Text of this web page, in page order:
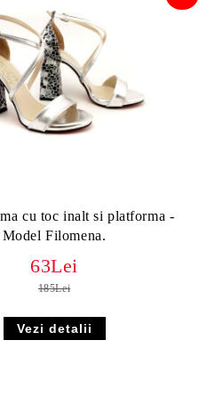
cu toc inalt si platforma -
Model Filomena.
63Lei
185Lei
Vezi detalii